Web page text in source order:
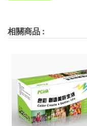
相關商品 :